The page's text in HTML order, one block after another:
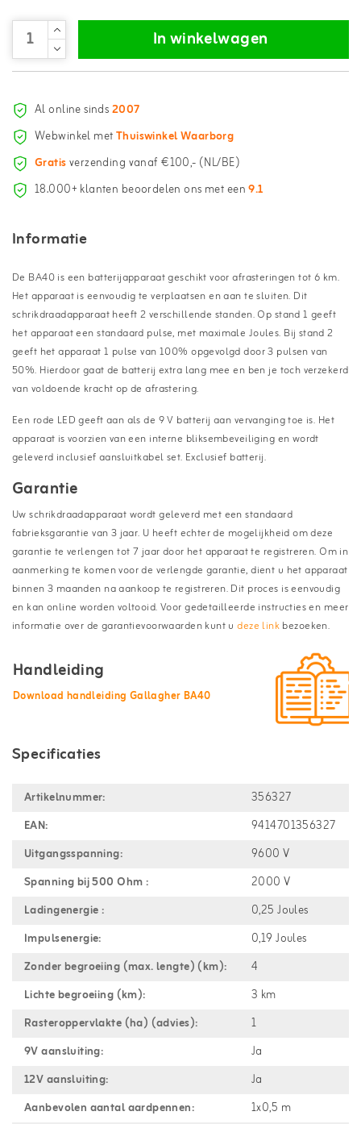
In winkelwagen
Al online sinds2007
Webwinkel metThuiswinkel Waarborg
Gratisverzending vanaf €100,- (NL/BE)
18.000+ klanten beoordelen ons met een9.1
Informatie
De BA40 is een batterijapparaat geschikt voor afrasteringen tot 6 km.
Het apparaat is eenvoudig te verplaatsen en aan te sluiten. Dit
schrikdraadapparaat heeft 2 verschillende standen. Op stand 1 geeft
het apparaat een standaard pulse, met maximale Joules. Bij stand 2
geeft het apparaat 1 pulse van 100% opgevolgd door 3 pulsen van
50%. Hierdoor gaat de batterij extra lang mee en ben je toch verzekerd
van voldoende kracht op de afrastering.
Een rode LED geeft aan als de 9 V batterij aan vervanging toe is. Het
apparaat is voorzien van een interne bliksembeveiliging en wordt
geleverd inclusief aansluitkabel set. Exclusief batterij.
Garantie
Uw schrikdraadapparaat wordt geleverd met een standaard
fabrieksgarantie van 3 jaar. U heeft echter de mogelijkheid om deze
garantie te verlengen tot 7 jaar door het apparaat te registreren. Om in
aanmerking te komen voor de verlengde garantie, dient u het apparaat
binnen 3 maanden na aankoop te registreren. Dit proces is eenvoudig
en kan online worden voltooid. Voor gedetailleerde instructies en meer
informatie over de garantievoorwaarden kunt udeze linkbezoeken.
Handleiding
Download handleiding Gallagher BA40
Specificaties
Artikelnummer:
356327
EAN:
9414701356327
Uitgangsspanning:
9600 V
Spanning bij 500 Ohm :
2000 V
Ladingenergie :
0,25 Joules
Impulsenergie:
0,19 Joules
Zonder begroeiing (max. lengte) (km):
4
Lichte begroeiing (km):
3 km
Rasteroppervlakte (ha) (advies):
1
9V aansluiting:
Ja
12V aansluiting:
Ja
Aanbevolen aantal aardpennen:
1x0,5 m